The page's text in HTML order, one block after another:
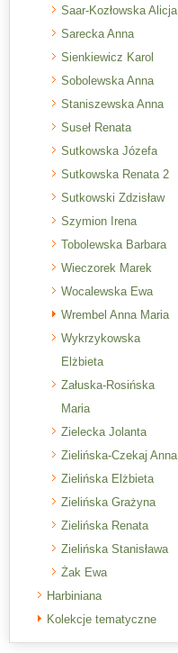
Saar-Kozłowska Alicja
Sarecka Anna
Sienkiewicz Karol
Sobolewska Anna
Staniszewska Anna
Suseł Renata
Sutkowska Józefa
Sutkowska Renata 2
Sutkowski Zdzisław
Szymion Irena
Tobolewska Barbara
Wieczorek Marek
Wocalewska Ewa
Wrembel Anna Maria
Wykrzykowska
Elżbieta
Załuska-Rosińska
Maria
Zielecka Jolanta
Zielińska-Czekaj Anna
Zielińska Elżbieta
Zielińska Grażyna
Zielińska Renata
Zielińska Stanisława
Żak Ewa
Harbiniana
Kolekcje tematyczne